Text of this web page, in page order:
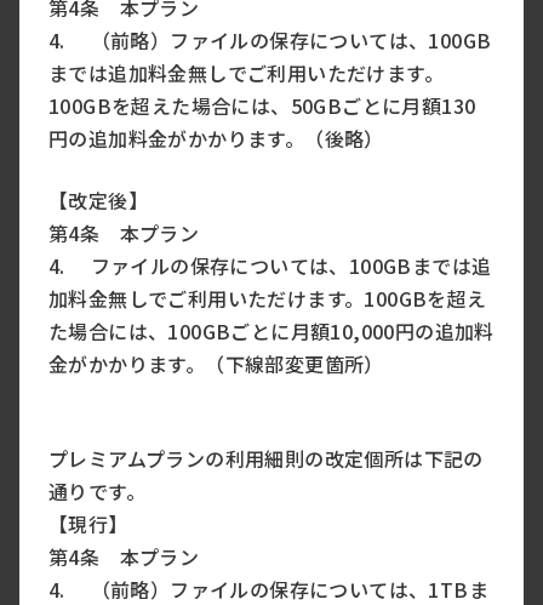
第4条 本プラン
4. （前略）ファイルの保存については、100GB
までは追加料金無しでご利用いただけます。
100GBを超えた場合には、50GBごとに月額130
円の追加料金がかかります。（後略）
【改定後】
第4条 本プラン
4. ファイルの保存については、100GBまでは追
加料金無しでご利用いただけます。100GBを超え
た場合には、100GBごとに月額10,000円の追加料
金がかかります。（下線部変更箇所）
プレミアムプランの利用細則の改定個所は下記の
通りです。
【現行】
第4条 本プラン
4. （前略）ファイルの保存については、1TBま